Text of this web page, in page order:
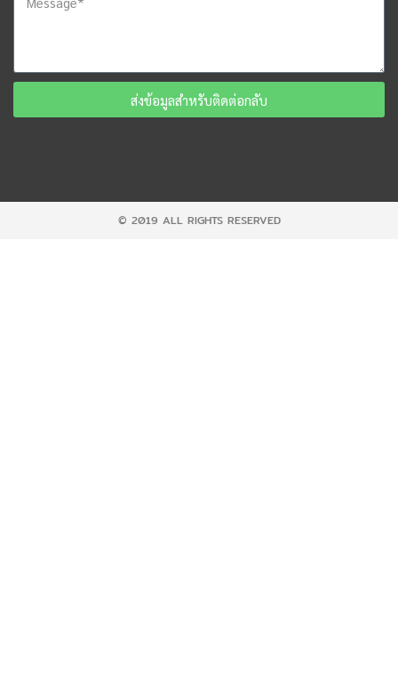
ส่งข้อมูลสำหรับติดต่อกลับ
© 2019 ALL RIGHTS RESERVED​